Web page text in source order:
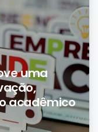
uma
acadêmico